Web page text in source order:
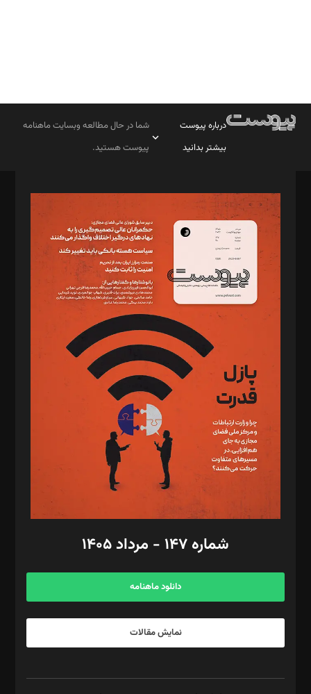
درباره پیوست
بیشتر بدانید
شما در حال مطالعه وبسایت ماهنامه
پیوست هستید.
مدیر مسئول: محمدباقر اثنی‌عشری
سردبیر: مهرک محمودی
دبیر تحریریه: میثم قاسمی
د‌بیر ناداستان: سمانه سمیع
د‌بیر خدمت و تجارت: ابوالفضل رجبی
د‌بیر حقوق فناوری: حسام‌الدین ایپکچی
د‌بیر پیوست جهان: مینا پاکدل
د‌بیر تحریریه آنلاین: بابک نقاش
تحریریه‌: مجتبی محمود‌ی، آرش برهمند، یسنا امان‌پور، سروش کرمیان،
مصطفی مسجدی آرانی، ابوالفضل رجبی، زهرا فکرانه، فائزه فتحی
رستمی،مصطفی باستان
ویرایش: نگار استاد‌‌آقا
طراح یونیفرم: مجید توکلی
فیلمبرداری و عکاسی: امیر شفیعی، مانی لطفی زاده
گرافیک و صفحه‌آرایی: سید‌سبحان‌علی ثابت
مد‌یر توسعه تجاری: کامبیز برید‌
امور مالی: شاپور رهبری، محمد‌ کاظمی‌نیا
آگهی و مشترکین: ۰۹۱۹۹۹۹۰۴۵۴
شماره ۱۴۷ - مرداد ۱۴۰۵
دانلود ماهنامه
نمایش مقالات